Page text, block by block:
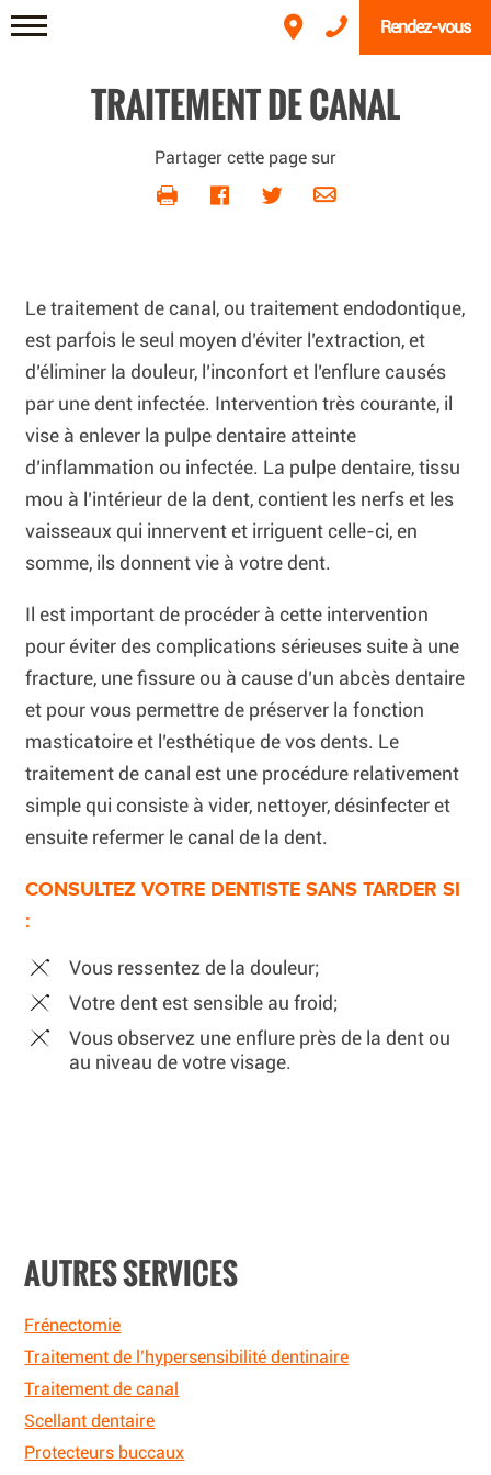
Rendez-vous
TRAITEMENT DE CANAL
Partager cette page sur
Le traitement de canal, ou traitement endodontique,
est parfois le seul moyen d’éviter l’extraction, et
d’éliminer la douleur, l’inconfort et l’enflure causés
par une dent infectée. Intervention très courante, il
vise à enlever la pulpe dentaire atteinte
d’inflammation ou infectée. La pulpe dentaire, tissu
mou à l’intérieur de la dent, contient les nerfs et les
vaisseaux qui innervent et irriguent celle-ci, en
somme, ils donnent vie à votre dent.
Il est important de procéder à cette intervention
pour éviter des complications sérieuses suite à une
fracture, une fissure ou à cause d’un abcès dentaire
et pour vous permettre de préserver la fonction
masticatoire et l’esthétique de vos dents. Le
traitement de canal est une procédure relativement
simple qui consiste à vider, nettoyer, désinfecter et
ensuite refermer le canal de la dent.
CONSULTEZ VOTRE DENTISTE SANS TARDER SI
:
Vous ressentez de la douleur;
Votre dent est sensible au froid;
Vous observez une enflure près de la dent ou
au niveau de votre visage.
AUTRES SERVICES
Frénectomie
Traitement de l’hypersensibilité dentinaire
Traitement de canal
Scellant dentaire
Protecteurs buccaux